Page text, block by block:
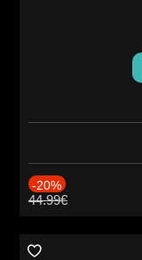
-20%
44.99€